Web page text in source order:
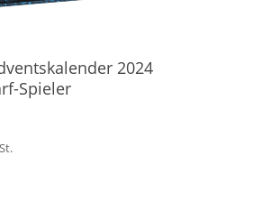
2024
Spieler